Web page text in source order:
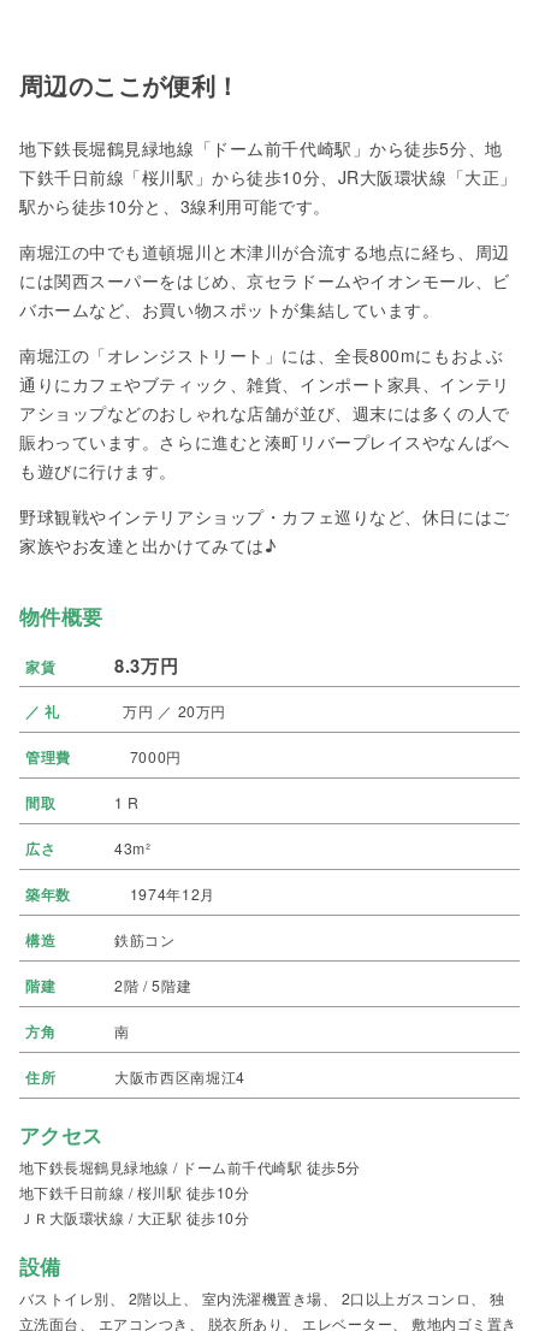
周辺のここが便利！
地下鉄長堀鶴見緑地線「ドーム前千代崎駅」から徒歩5分、地
下鉄千日前線「桜川駅」から徒歩10分、JR大阪環状線「大正」
駅から徒歩10分と、3線利用可能です。
南堀江の中でも道頓堀川と木津川が合流する地点に経ち、周辺
には関西スーパーをはじめ、京セラドームやイオンモール、ビ
バホームなど、お買い物スポットが集結しています。
南堀江の「オレンジストリート」には、全長800mにもおよぶ
通りにカフェやブティック、雑貨、インポート家具、インテリ
アショップなどのおしゃれな店舗が並び、週末には多くの人で
賑わっています。さらに進むと湊町リバープレイスやなんばへ
も遊びに行けます。
野球観戦やインテリアショップ・カフェ巡りなど、休日にはご
家族やお友達と出かけてみては♪
物件概要
家賃 8.3万円
／ 礼 万円 ／ 20万円
管理費 7000円
間取 1 R
広さ 43m²
築年数 1974年12月
構造 鉄筋コン
階建 2階 / 5階建
方角 南
住所 大阪市西区南堀江4
アクセス
地下鉄長堀鶴見緑地線 / ドーム前千代崎駅 徒歩5分
地下鉄千日前線 / 桜川駅 徒歩10分
ＪＲ大阪環状線 / 大正駅 徒歩10分
設備
バストイレ別、 2階以上、 室内洗濯機置き場、 2口以上ガスコンロ、 独
立洗面台、 エアコンつき、 脱衣所あり、 エレベーター、 敷地内ゴミ置き